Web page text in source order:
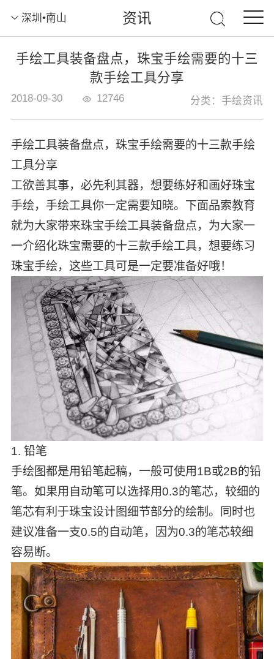
深圳•南山 资讯
手绘工具装备盘点，珠宝手绘需要的十三
款手绘工具分享
2018-09-30 12746 分类：手绘资讯
手绘工具装备盘点，珠宝手绘需要的十三款手绘
工具分享
工欲善其事，必先利其器，想要练好和画好珠宝
手绘，手绘工具你一定需要知晓。下面品索教育
就为大家带来珠宝手绘工具装备盘点，为大家一
一介绍化珠宝需要的十三款手绘工具，想要练习
珠宝手绘，这些工具可是一定要准备好哦！
1. 铅笔
手绘图都是用铅笔起稿，一般可使用1B或2B的铅
笔。如果用自动笔可以选择用0.3的笔芯，较细的
笔芯有利于珠宝设计图细节部分的绘制。同时也
建议准备一支0.5的自动笔，因为0.3的笔芯较细
容易断。